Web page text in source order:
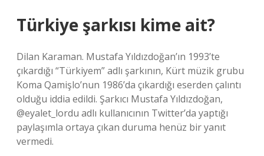
Türkiye şarkısı kime ait?
Dilan Karaman. Mustafa Yıldızdoğan’ın 1993’te
çıkardığı “Türkiyem” adlı şarkının, Kürt müzik grubu
Koma Qamişlo’nun 1986’da çıkardığı eserden çalıntı
olduğu iddia edildi. Şarkıcı Mustafa Yıldızdoğan,
@eyalet_lordu adlı kullanıcının Twitter’da yaptığı
paylaşımla ortaya çıkan duruma henüz bir yanıt
vermedi.